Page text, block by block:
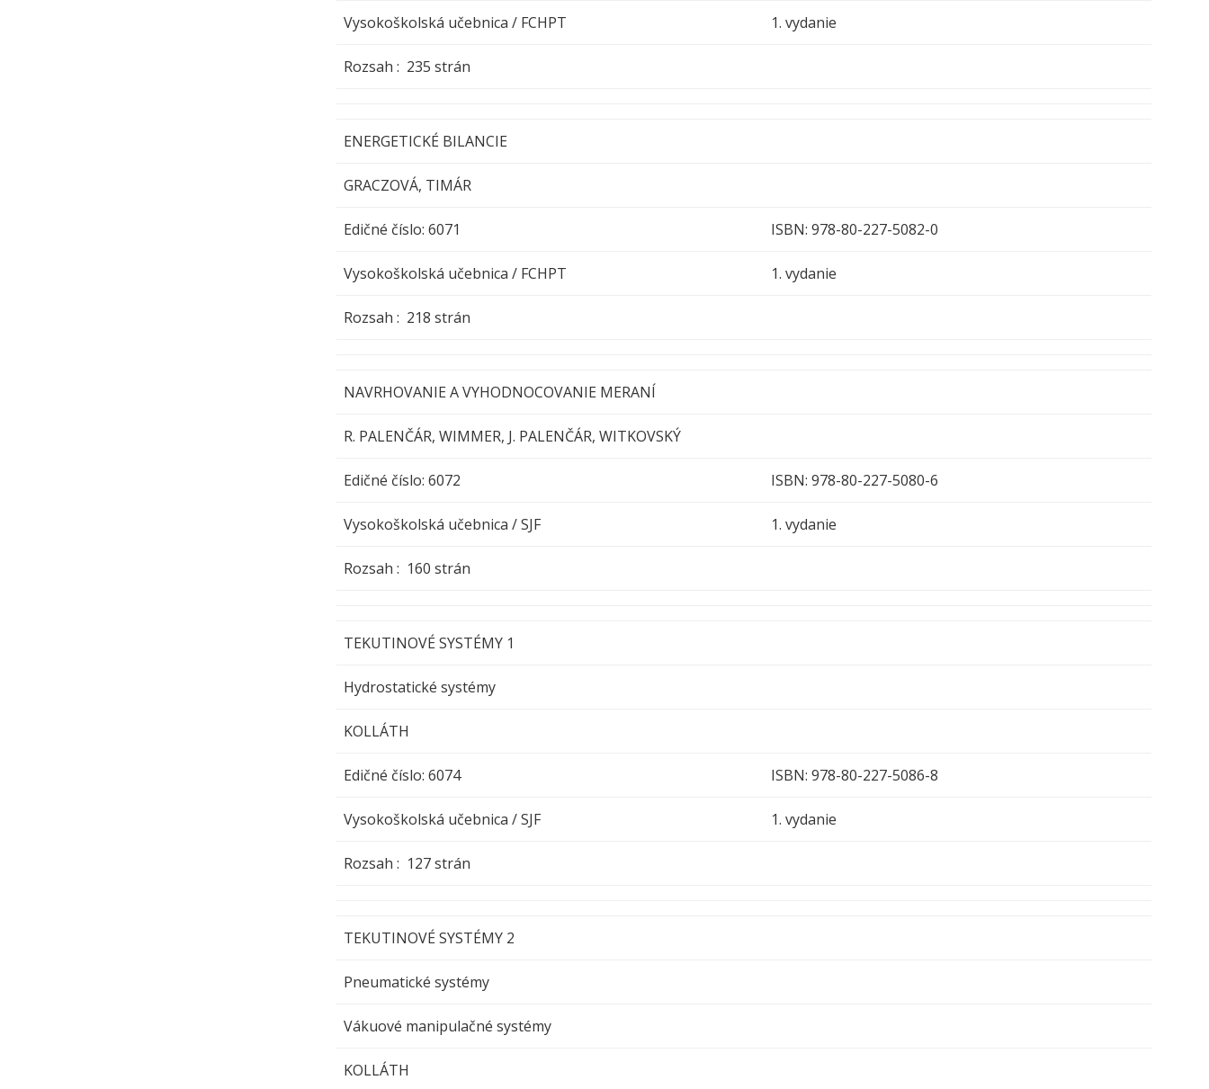
Vysokoškolská učebnica / FCHPT 1. vydanie
Rozsah : 235 strán
ENERGETICKÉ BILANCIE
GRACZOVÁ, TIMÁR
Edičné číslo: 6071 ISBN: 978-80-227-5082-0
Vysokoškolská učebnica / FCHPT 1. vydanie
Rozsah : 218 strán
NAVRHOVANIE A VYHODNOCOVANIE MERANÍ
R. PALENČÁR, WIMMER, J. PALENČÁR, WITKOVSKÝ
Edičné číslo: 6072 ISBN: 978-80-227-5080-6
Vysokoškolská učebnica / SJF 1. vydanie
Rozsah : 160 strán
TEKUTINOVÉ SYSTÉMY 1
Hydrostatické systémy
KOLLÁTH
Edičné číslo: 6074 ISBN: 978-80-227-5086-8
Vysokoškolská učebnica / SJF 1. vydanie
Rozsah : 127 strán
TEKUTINOVÉ SYSTÉMY 2
Pneumatické systémy
Vákuové manipulačné systémy
KOLLÁTH